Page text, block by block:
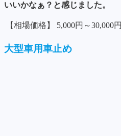
いいかなぁ？と感じました。
【相場価格】 5,000円～30,000円
大型車用車止め